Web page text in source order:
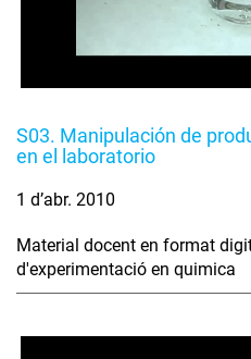
S03. Manipulación de
en el laboratorio
1 d’abr. 2010
Material docent en format
d'experimentació en quimica